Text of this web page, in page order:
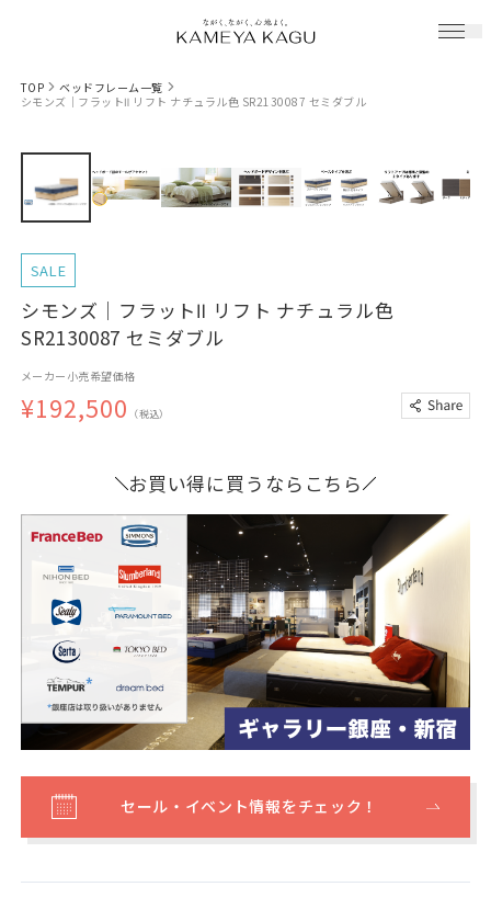
TOP
ベッドフレーム一覧
シモンズ｜フラットⅡ リフト ナチュラル色 SR2130087 セミダブル
SALE
シモンズ｜フラットⅡ リフト ナチュラル色
SR2130087 セミダブル
メーカー小売希望価格
¥192,500 （税込）
お買い得に買うならこちら
セール・イベント情報をチェック！